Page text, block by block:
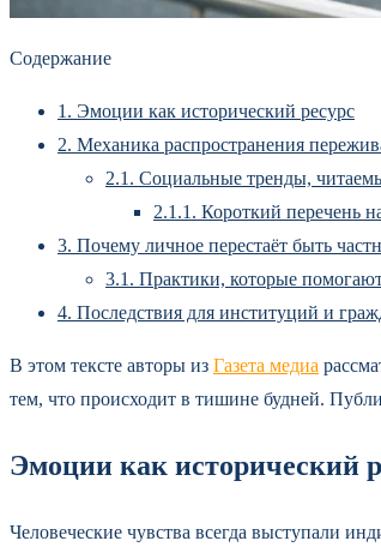
Содержание
1. Эмоции как исторический ресурс
2. Механика распространения
2.1. Социальные тренды,
2.1.1. Короткий перечень
3. Почему личное перестаёт быть
3.1. Практики, которые
4. Последствия для институций и
В этом тексте авторы из Газета медиа
тем, что происходит в тишине будней.
Эмоции как исторический
Человеческие чувства всегда выступали